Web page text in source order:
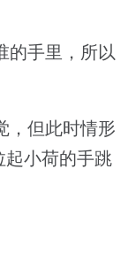
手里，所以
但此时情形
起小荷的手跳